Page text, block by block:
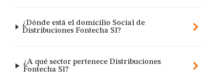
¿Dónde está el domicilio Social de
Distribuciones Fontecha Sl?
¿A qué sector pertenece Distribuciones
Fontecha Sl?